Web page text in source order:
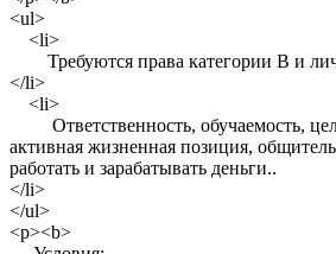
<ul>
<li>
Требуются права категории B и
</li>
<li>
Ответственность, обучаемость,
активная жизненная позиция,
работать и зарабатывать деньги..
</li>
</ul>
<p><b>